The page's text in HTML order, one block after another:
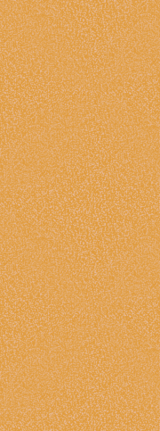
weg noch weit
du nichts mehr
deine Augen so leer
es tut mir Leid
ich dich
beschütze mich
Nacht anbricht
Sterne nicht
Gesicht
bitte nicht.
des Gedichtes (dessen